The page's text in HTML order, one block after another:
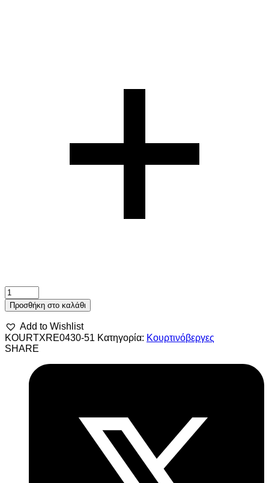
Προσθήκη στο καλάθι
Add to Wishlist
KOURTXRE0430-51 Κατηγορία: Κουρτινόβεργες
SHARE